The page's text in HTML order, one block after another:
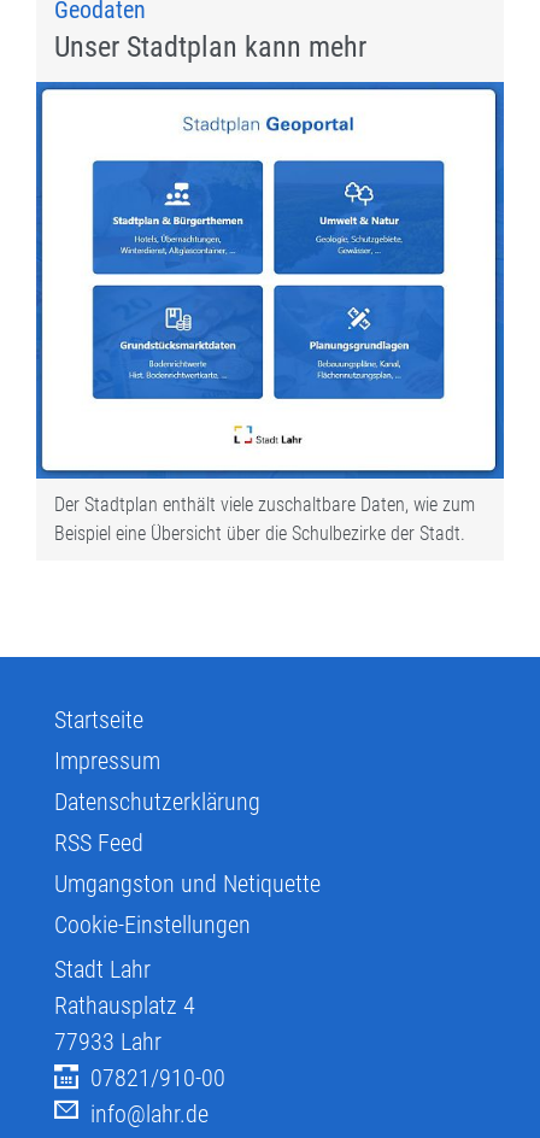
Geodaten
Unser Stadtplan kann mehr
Der Stadtplan enthält viele zuschaltbare Daten, wie zum
Beispiel eine Übersicht über die Schulbezirke der Stadt.
Startseite
Impressum
Datenschutzerklärung
RSS Feed
Umgangston und Netiquette
Cookie-Einstellungen
Stadt Lahr
Rathausplatz 4
77933 Lahr
07821/910-00
info@lahr.de